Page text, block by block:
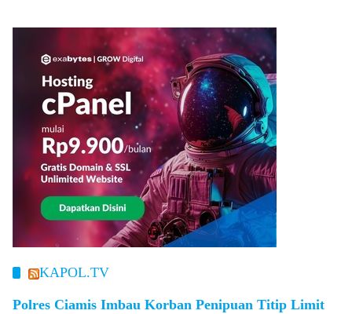
KAPOL.TV
Polres Ciamis Imbau Korban Penipuan Titip Limit